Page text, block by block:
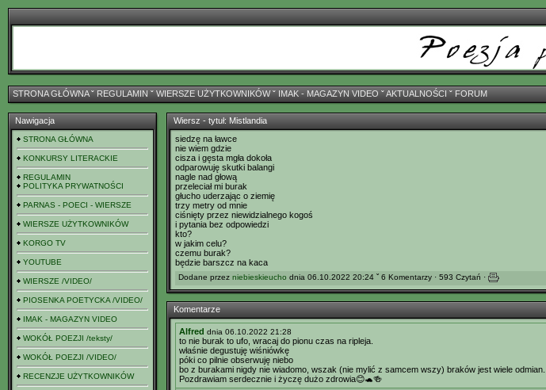
STRONA GŁÓWNAˇ REGULAMIN ˇ WIERSZE UŻYTKOWNIKÓWˇ IMAK - MAGAZYN VIDEO ˇAKTUALNOŚCI ˇ FORUM
Nawigacja
STRONA GŁÓWNA
KONKURSY LITERACKIE
REGULAMIN
POLITYKA PRYWATNOŚCI
PARNAS - POECI - WIERSZE
WIERSZE UŻYTKOWNIKÓW
KORGO TV
YOUTUBE
WIERSZE /VIDEO/
PIOSENKA POETYCKA /VIDEO/
IMAK - MAGAZYN VIDEO
WOKÓŁ POEZJI /teksty/
WOKÓŁ POEZJI /VIDEO/
RECENZJE UŻYTKOWNIKÓW
Wiersz - tytuł: Mistlandia
siedzę na ławce
nie wiem gdzie
cisza i gęsta mgła dokoła
odparowuję skutki balangi
nagle nad głową
przeleciał mi burak
głucho uderzając o ziemię
trzy metry od mnie
ciśnięty przez niewidzialnego kogoś
i pytania bez odpowiedzi
kto?
w jakim celu?
czemu burak?
będzie barszcz na kaca
Dodane przez niebieskieucho dnia 06.10.2022 20:24 ˇ 6 Komentarzy · 593 Czytań ·
Komentarze
Alfred dnia 06.10.2022 21:28
to nie burak to ufo, wracaj do pionu czas na ripleja.
właśnie degustuję wiśniówkę
póki co pilnie obserwuję niebo
bo z burakami nigdy nie wiadomo, wszak (nie mylić z samcem wszy) braków jest wiele odmian...
Pozdrawiam serdecznie i życzę dużo zdrowia😊🐢🍻